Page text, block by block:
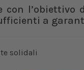
con
a